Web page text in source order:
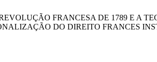
REVOLUÇÃO FRANCESA DE 1789 E A
DO DIREITO FRANCES